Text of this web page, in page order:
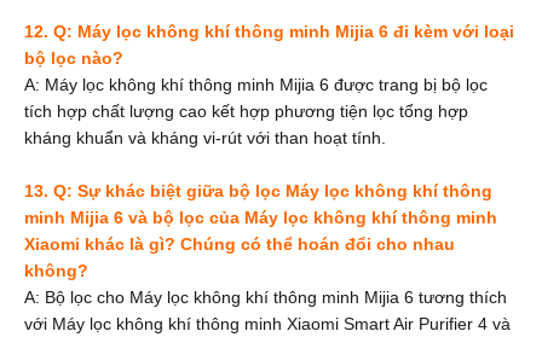
12. Q: Máy lọc không khí thông minh Mijia 6 đi kèm với loại
bộ lọc nào?
A: Máy lọc không khí thông minh Mijia 6 được trang bị bộ lọc
tích hợp chất lượng cao kết hợp phương tiện lọc tổng hợp
kháng khuẩn và kháng vi-rút với than hoạt tính.
13. Q: Sự khác biệt giữa bộ lọc Máy lọc không khí thông
minh Mijia 6 và bộ lọc của Máy lọc không khí thông minh
Xiaomi khác là gì? Chúng có thể hoán đổi cho nhau
không?
A: Bộ lọc cho Máy lọc không khí thông minh Mijia 6 tương thích
với Máy lọc không khí thông minh Xiaomi Smart Air Purifier 4 và